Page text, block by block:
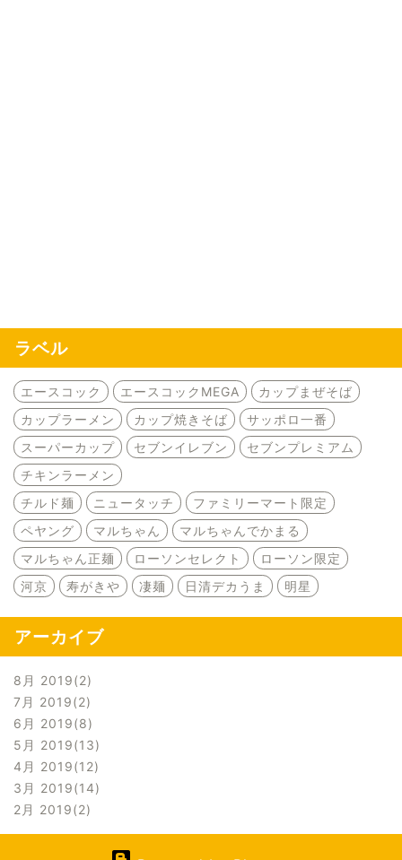
ラベル
エースコック エースコックMEGA
カップまぜそば
カップラーメン
カップ焼きそば
サッポロ一番
スーパーカップ
セブンイレブン
セブンプレミアム
チキンラーメン
チルド麺
ニュータッチ
ファミリーマート限定
ペヤング
マルちゃん
マルちゃんでかまる
マルちゃん正麺
ローソンセレクト
ローソン限定
河京
寿がきや 凄麺 日清デカうま 明星
アーカイブ
8月 2019 2
7月 2019 2
6月 2019 8
5月 2019 13
4月 2019 12
3月 2019 14
2月 2019 2